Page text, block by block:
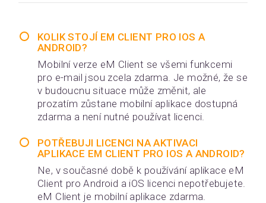
KOLIK STOJÍ EM CLIENT PRO IOS A
ANDROID?
Mobilní verze eM Client se všemi funkcemi
pro e-mail jsou zcela zdarma. Je možné, že se
v budoucnu situace může změnit, ale
prozatím zůstane mobilní aplikace dostupná
zdarma a není nutné používat licenci.
POTŘEBUJI LICENCI NA AKTIVACI
APLIKACE EM CLIENT PRO IOS A ANDROID?
Ne, v současné době k používání aplikace eM
Client pro Android a iOS licenci nepotřebujete.
eM Client je mobilní aplikace zdarma.